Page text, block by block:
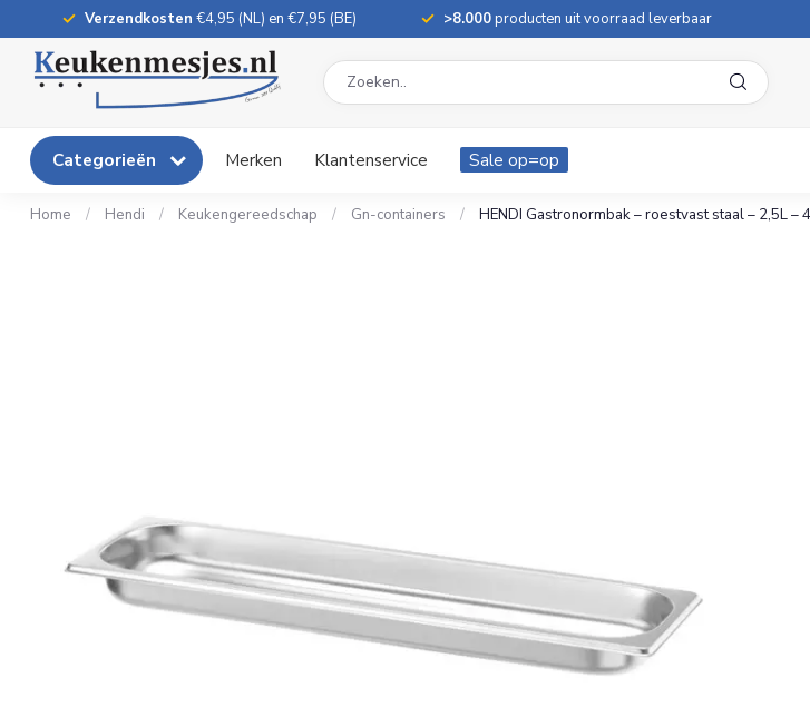
Verzendkosten €4,95 (NL) en €7,95 (BE) >8.000producten uit voorraad leverbaar
Categorieën Merken Klantenservice Sale op=op
Home / Hendi / Keukengereedschap / Gn-containers / HENDI Gastronormbak – roestvast staal – 2,5L –